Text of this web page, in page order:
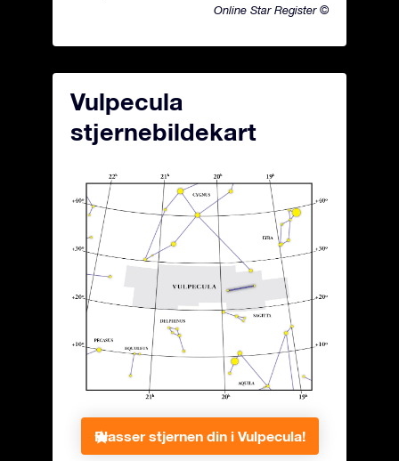
Online Star Register ©
Vulpecula
stjernebildekart
Plasser stjernen din i Vulpecula!